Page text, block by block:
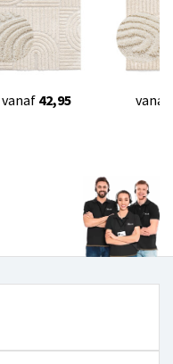
vanaf 42,95 vanaf